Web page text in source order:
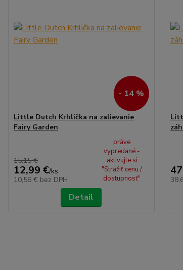
- 14 %
Little Dutch Krhlička na zalievanie
Fairy Garden
15,15 €
12,99 €/ks
10,56 € bez DPH
práve
vypredané -
aktivujte si
"Strážiť cenu /
dostupnosť"
Detail